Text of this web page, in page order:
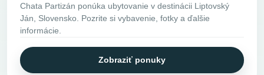
Chata Partizán ponúka ubytovanie v destinácii Liptovský
Ján, Slovensko. Pozrite si vybavenie, fotky a ďalšie
informácie.
Zobraziť ponuky